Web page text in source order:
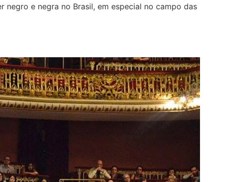
e negra no Brasil, em especial no campo das